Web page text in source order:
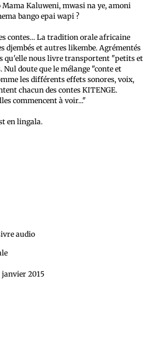
Kaluweni, mwasi na ye, amoni
bango epai wapi ?
contes... La tradition orale africaine
djembés et autres likembe. Agrémentés
qu'elle nous livre transportent "petits et
doute que le mélange "conte et
les différents effets sonores, voix,
chacun des contes KITENGE.
commencent à voir..."
en lingala.
audio
janvier 2015